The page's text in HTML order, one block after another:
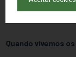
Quando vivemos